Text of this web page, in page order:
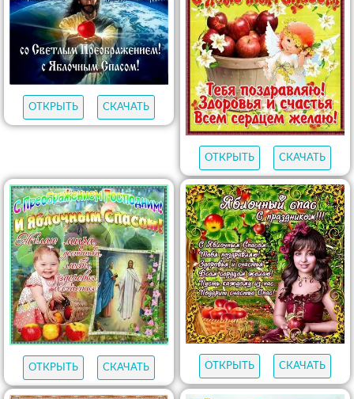
ОТКРЫТЬ СКАЧАТЬ
ОТКРЫТЬ СКАЧАТЬ
ОТКРЫТЬ СКАЧАТЬ ОТКРЫТЬ СКАЧАТЬ